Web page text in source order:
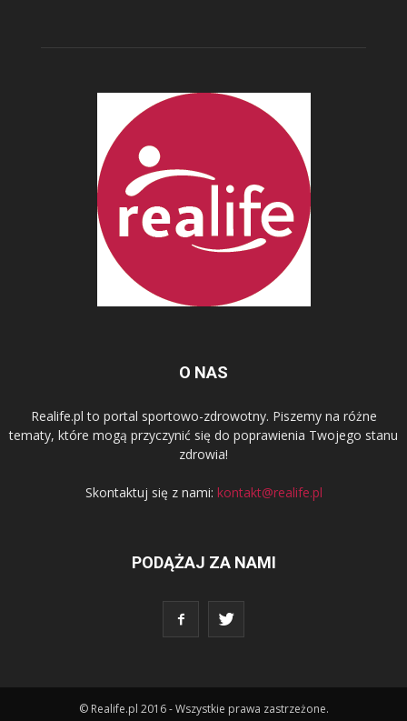
O NAS
Realife.pl to portal sportowo-zdrowotny. Piszemy na różne
tematy, które mogą przyczynić się do poprawienia Twojego stanu
zdrowia!
Skontaktuj się z nami: kontakt@realife.pl
PODĄŻAJ ZA NAMI
© Realife.pl 2016 - Wszystkie prawa zastrzeżone.